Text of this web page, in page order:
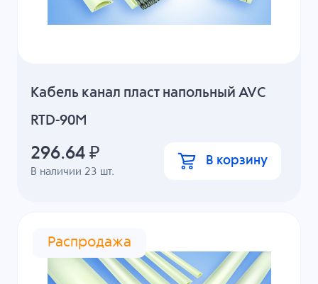
Кабель канал пласт напольный AVC
RTD-90M
В наличии 23 шт.
296.64 ₽ В корзину
Распродажа